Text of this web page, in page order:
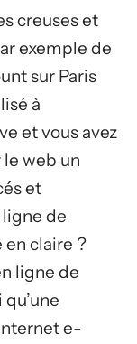
creuses et
exemple de
sur Paris
à
et vous avez
web un
et
de
en claire ?
ligne de
e-